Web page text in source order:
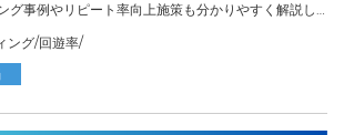
グ事例やリピート率向上施策も分かりやすく解説し
ング/回遊率/